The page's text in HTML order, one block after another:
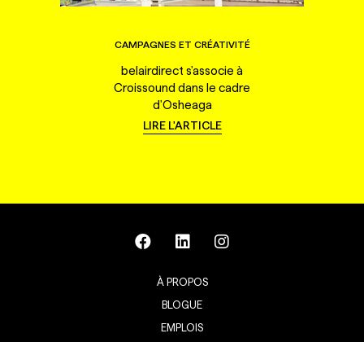
CAMPAGNES ET CRÉATIVITÉ
belairdirect s'associe à
Croissound dans le cadre
d'Osheaga
LIRE L'ARTICLE
À PROPOS
BLOGUE
EMPLOIS